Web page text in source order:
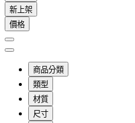
新上架
價格
商品分類
類型
材質
尺寸